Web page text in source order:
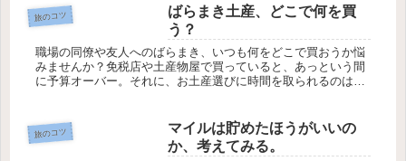
旅のコツ
ばらまき土産、どこで何を買
う？
職場の同僚や友人へのばらまき、いつも何をどこで買おうか悩
みませんか？免税店や土産物屋で買っていると、あっという間
に予算オーバー。それに、お土産選びに時間を取られるのは、
旅のコツ
マイルは貯めたほうがいいの
か、考えてみる。